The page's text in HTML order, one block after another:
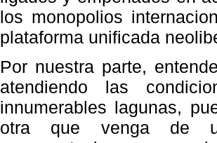
los monopolios
plataforma unificada
Por nuestra parte,
atendiendo las
innumerables lagunas,
otra que venga de